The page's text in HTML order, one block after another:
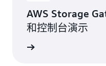
AWS Storage
和控制台演示